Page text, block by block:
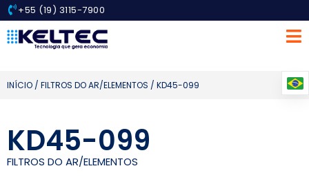
+55 (19) 3115-7900
INÍCIO / FILTROS DO AR/ELEMENTOS / KD45-099
KD45-099
FILTROS DO AR/ELEMENTOS